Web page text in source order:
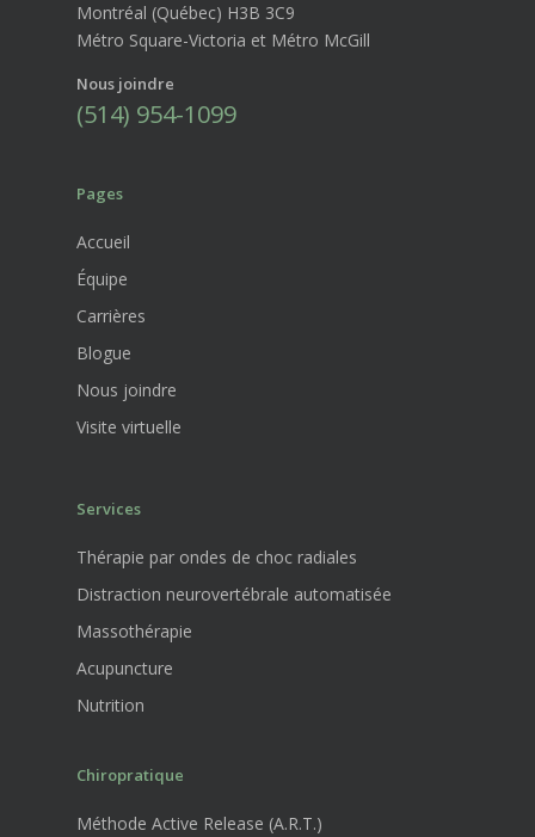
Montréal (Québec) H3B 3C9
Métro Square-Victoria et Métro McGill
Nous joindre
(514) 954-1099
Pages
Accueil
Équipe
Carrières
Blogue
Nous joindre
Visite virtuelle
Services
Thérapie par ondes de choc radiales
Distraction neurovertébrale automatisée
Massothérapie
Acupuncture
Nutrition
Chiropratique
Méthode Active Release (A.R.T.)